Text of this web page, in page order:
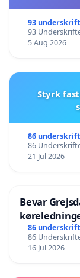
93
93
5 Aug 2026
Styrk
86
86
21 Jul 2026
Bevar
86
86
16 Jul 2026